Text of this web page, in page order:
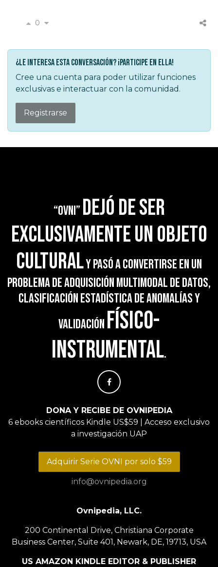
0
¿Le interesa esta conversación? ¡Participe en ella!
Cree una cuenta para poder utilizar funciones
exclusivas e interactuar con la comunidad.
Registrarse
“OVNI” dejó de ser
exclusivamente un objeto
culturaly pasó a convertirse en un
problema de adquisición multimodal de datos,
clasificación estadística de anomalías y
validación físico-
instrumental.
DONA Y RECIBE DE OVNIPEDIA
6 ebooks científicos Kindle US$59 | Acceso exclusivo
a investigación UAP
Adquirir Serie OVNI por solo $59
info@ovnipedia.org
Ovnipedia, LLC.
200 Continental Drive, Christiana Corporate
Business Center, Suite 401, Newark, DE, 19713, USA
US AMAZON KINDLE EDITOR & PUBLISHER